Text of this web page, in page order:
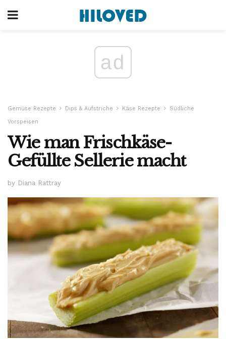
ad
Gemüse Rezepte Dips & Aufstriche Käse Rezepte
Südliche
Vorspeisen
Wie man Frischkäse-
Gefüllte Sellerie macht
by Diana Rattray